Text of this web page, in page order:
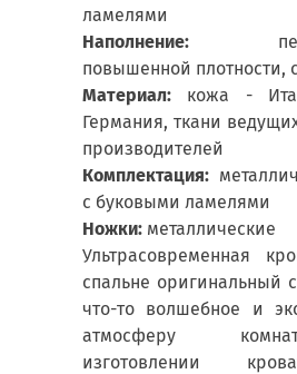
ламелями
Наполнение:
повышенной плотности,
Материал: кожа -
Германия, ткани
производителей
Комплектация:
с буковыми ламелями
Ножки: металлические
Ультрасовременная
спальне оригинальный
что-то волшебное и
атмосферу
изготовлении